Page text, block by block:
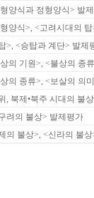
양식과 정형양식> 발
양식>, <고려시대의
>, <승탑과 계단> 발제
의 기원>, <불상의 종
의 종류>, <보살의 의
, 북제•북주 시대의 불
려의 불상> 발제평가
의 불상>, <신라의 불